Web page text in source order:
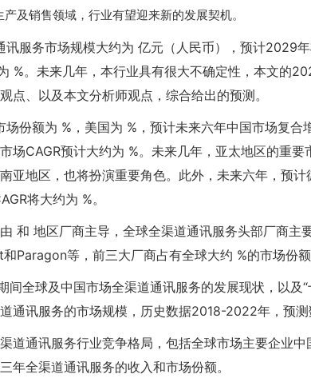
及销售领域，行业有望迎来新的发展契机。
讯服务市场规模大约为 亿元（人民币），预计2029
%。未来几年，本行业具有很大不确定性，本文的
点、以及本文分析师观点，综合给出的预测。
份额为 %，美国为 %，预计未来六年中国市场复
场CAGR预计大约为 %。未来几年，亚太地区的重
亚地区，也将扮演重要角色。此外，未来六年，预
将大约为 %。
和 地区厂商主导，全球全渠道通讯服务头部厂商主
Paragon等，前三大厂商占有全球大约 %的市场份额
间全球及中国市场全渠道通讯服务的发展现状，以及
通讯服务的市场规模，历史数据2018-2022年，预
道通讯服务行业竞争格局，包括全球市场主要企业
年全渠道通讯服务的收入和市场份额。